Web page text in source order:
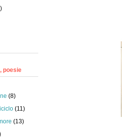
poesie
(8)
(11)
(13)